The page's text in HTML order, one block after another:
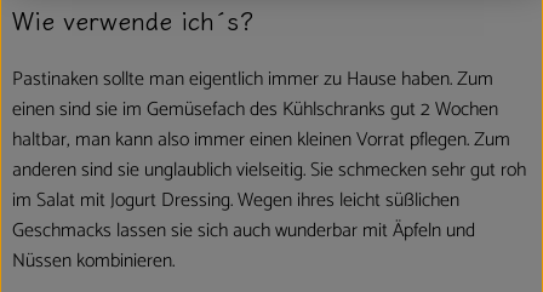
Wie verwende ich´s?
Pastinaken sollte man eigentlich immer zu Hause haben. Zum
einen sind sie im Gemüsefach des Kühlschranks gut 2 Wochen
haltbar, man kann also immer einen kleinen Vorrat pflegen. Zum
anderen sind sie unglaublich vielseitig. Sie schmecken sehr gut roh
im Salat mit Jogurt Dressing. Wegen ihres leicht süßlichen
Geschmacks lassen sie sich auch wunderbar mit Äpfeln und
Nüssen kombinieren.